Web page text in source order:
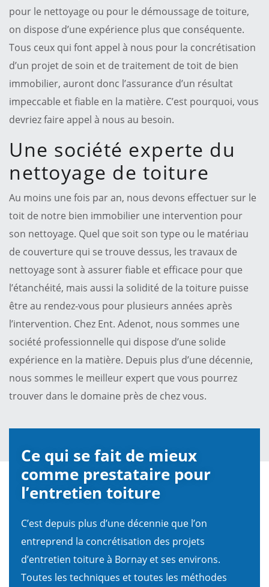
pour le nettoyage ou pour le démoussage de toiture,
on dispose d’une expérience plus que conséquente.
Tous ceux qui font appel à nous pour la concrétisation
d’un projet de soin et de traitement de toit de bien
immobilier, auront donc l’assurance d’un résultat
impeccable et fiable en la matière. C’est pourquoi, vous
devriez faire appel à nous au besoin.
Une société experte du
nettoyage de toiture
Au moins une fois par an, nous devons effectuer sur le
toit de notre bien immobilier une intervention pour
son nettoyage. Quel que soit son type ou le matériau
de couverture qui se trouve dessus, les travaux de
nettoyage sont à assurer fiable et efficace pour que
l’étanchéité, mais aussi la solidité de la toiture puisse
être au rendez-vous pour plusieurs années après
l’intervention. Chez Ent. Adenot, nous sommes une
société professionnelle qui dispose d’une solide
expérience en la matière. Depuis plus d’une décennie,
nous sommes le meilleur expert que vous pourrez
trouver dans le domaine près de chez vous.
Ce qui se fait de mieux
comme prestataire pour
l’entretien toiture
C’est depuis plus d’une décennie que l’on
entreprend la concrétisation des projets
d’entretien toiture à Bornay et ses environs.
Toutes les techniques et toutes les méthodes